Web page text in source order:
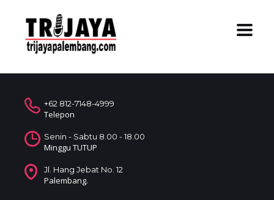
+62 812-7148-4999
Telepon
Senin - Sabtu 8.00 - 18.00
Minggu TUTUP
Jl. Hang Jebat No. 12
Palembang.